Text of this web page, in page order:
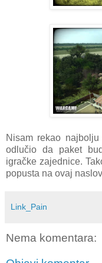
Nisam rekao
odlučio da paket
igračke zajednice.
popusta na ovaj
Link_Pain
Nema komentara: